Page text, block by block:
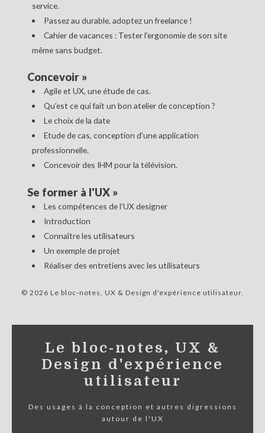
service.
Passez au durable, adoptez un freelance !
Cahier de vacances : Tester l’ergonomie de son site
même sans budget.
Concevoir»
Agile et UX, une étude de cas.
Qu’est ce qui fait un bon atelier de conception ?
Le choix de la date
Etude de cas, conception d’une application
professionnelle.
Concevoir des IHM pour la télévision.
Se former à l'UX»
Les compétences de l’UX designer
Introduction
Connaître les utilisateurs
Un exemple de projet
Réaliser des entretiens avec les utilisateurs
© 2026 Le bloc-notes, UX & Design d'expérience utilisateur
Le bloc-notes, UX &
Design d'expérience
utilisateur
Des usages à la conception et autres digressions
autour de l'UX